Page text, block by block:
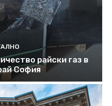
райски газ в
София